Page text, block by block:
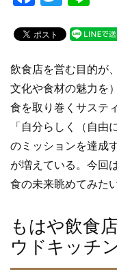
c
e
b
o
o
k
tt
er
e
飲食店を営む目的が
文化や食材の魅力を
食を取り巻くサステ
「自分らしく（自由
のミッションを達成
が増えている。今回
食の未来眺めてみたい
もはや飲食
ウドキッチン